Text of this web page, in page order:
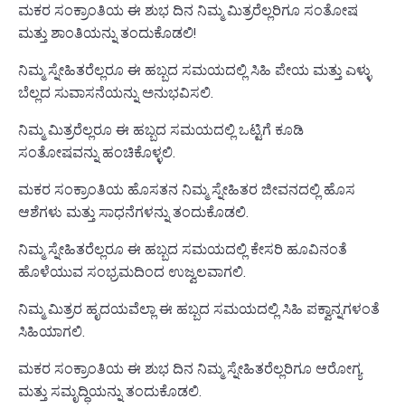
ಮಕರ ಸಂಕ್ರಾಂತಿಯ ಈ ಶುಭ ದಿನ ನಿಮ್ಮ ಮಿತ್ರರೆಲ್ಲರಿಗೂ ಸಂತೋಷ
ಮತ್ತು ಶಾಂತಿಯನ್ನು ತಂದುಕೊಡಲಿ!
ನಿಮ್ಮ ಸ್ನೇಹಿತರೆಲ್ಲರೂ ಈ ಹಬ್ಬದ ಸಮಯದಲ್ಲಿ ಸಿಹಿ ಪೇಯ ಮತ್ತು ಎಳ್ಳು
ಬೆಲ್ಲದ ಸುವಾಸನೆಯನ್ನು ಅನುಭವಿಸಲಿ.
ನಿಮ್ಮ ಮಿತ್ರರೆಲ್ಲರೂ ಈ ಹಬ್ಬದ ಸಮಯದಲ್ಲಿ ಒಟ್ಟಿಗೆ ಕೂಡಿ
ಸಂತೋಷವನ್ನು ಹಂಚಿಕೊಳ್ಳಲಿ.
ಮಕರ ಸಂಕ್ರಾಂತಿಯ ಹೊಸತನ ನಿಮ್ಮ ಸ್ನೇಹಿತರ ಜೀವನದಲ್ಲಿ ಹೊಸ
ಆಶೆಗಳು ಮತ್ತು ಸಾಧನೆಗಳನ್ನು ತಂದುಕೊಡಲಿ.
ನಿಮ್ಮ ಸ್ನೇಹಿತರೆಲ್ಲರೂ ಈ ಹಬ್ಬದ ಸಮಯದಲ್ಲಿ ಕೇಸರಿ ಹೂವಿನಂತೆ
ಹೊಳೆಯುವ ಸಂಭ್ರಮದಿಂದ ಉಜ್ವಲವಾಗಲಿ.
ನಿಮ್ಮ ಮಿತ್ರರ ಹೃದಯವೆಲ್ಲಾ ಈ ಹಬ್ಬದ ಸಮಯದಲ್ಲಿ ಸಿಹಿ ಪಕ್ವಾನ್ನಗಳಂತೆ
ಸಿಹಿಯಾಗಲಿ.
ಮಕರ ಸಂಕ್ರಾಂತಿಯ ಈ ಶುಭ ದಿನ ನಿಮ್ಮ ಸ್ನೇಹಿತರೆಲ್ಲರಿಗೂ ಆರೋಗ್ಯ
ಮತ್ತು ಸಮೃದ್ಧಿಯನ್ನು ತಂದುಕೊಡಲಿ.